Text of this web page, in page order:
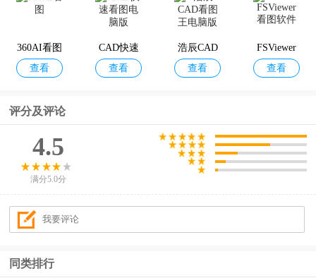
机
查看
厅手机版
查看
险箱最新
查看
机版
查看
360AI看图
查看
CAD快速
看图电脑
查看
浩辰CAD
看图王电
查看
FSViewer
看图软件
查看
评分及评论
4.5
满分5.0分
同类排行